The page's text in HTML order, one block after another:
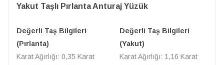
Yakut Taşlı Pırlanta Anturaj Yüzük
Değerli Taş Bilgileri
(Pırlanta)
Karat Ağırlığı: 0,35 Karat
Değerli Taş Bilgileri
(Yakut)
Karat Ağırlığı: 1,16 Karat